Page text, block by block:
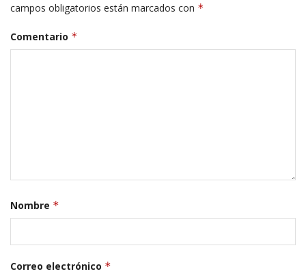
campos obligatorios están marcados con *
Comentario *
Nombre *
Correo electrónico *